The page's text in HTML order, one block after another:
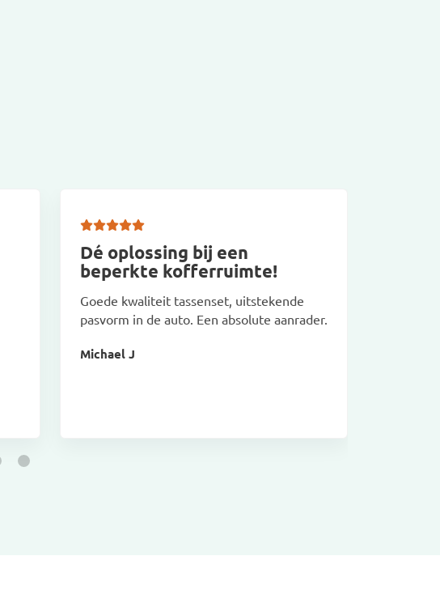
Dé oplossing bij een
beperkte kofferruimte!
Goede kwaliteit tassenset, uitstekende
pasvorm in de auto. Een absolute aanrader.
Michael J